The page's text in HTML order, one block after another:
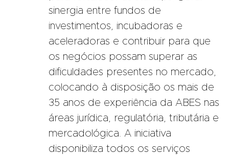
sinergia entre fundos de
investimentos, incubadoras e
aceleradoras e contribuir para que
os negócios possam superar as
dificuldades presentes no mercado,
colocando à disposição os mais de
35 anos de experiência da ABES nas
áreas jurídica, regulatória, tributária e
mercadológica. A iniciativa
disponibiliza todos os serviços